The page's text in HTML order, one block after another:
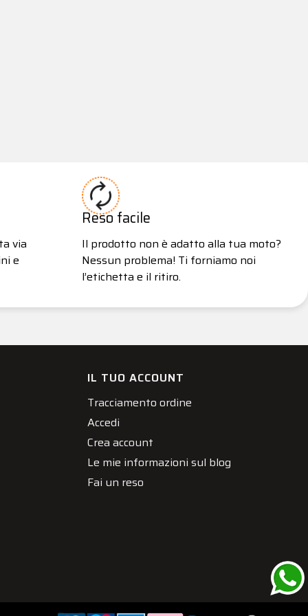
via
e
Reso facile
Il prodotto non è adatto alla tua moto?
Nessun problema! Ti forniamo noi
l’etichetta e il ritiro.
IL TUO ACCOUNT
Tracciamento ordine
Accedi
Crea account
Le mie informazioni sul blog
Fai un reso